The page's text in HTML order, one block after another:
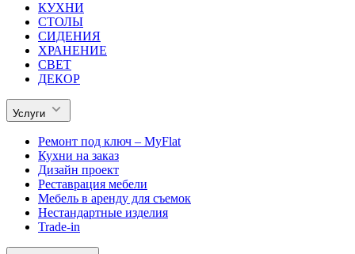
КУХНИ
СТОЛЫ
СИДЕНИЯ
ХРАНЕНИЕ
СВЕТ
ДЕКОР
Услуги
Ремонт под ключ – MyFlat
Кухни на заказ
Дизайн проект
Реставрация мебели
Мебель в аренду для съемок
Нестандартные изделия
Trade-in